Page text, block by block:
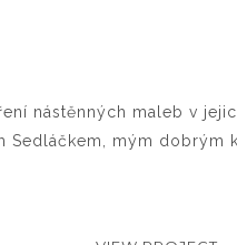
nástěnných maleb v
mým dobrým